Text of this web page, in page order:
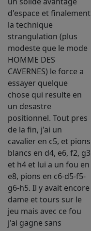
d'espace et finalement
la technique
strangulation (plus
modeste que le mode
HOMME DES
CAVERNES) le force a
essayer quelque
chose qui resulte en
un desastre
positionnel. Tout pres
de la fin, j'ai un
cavalier en c5, et pions
blancs en d4, e6, f2, g3
et h4 et lui a un fou en
e8, pions en c6-d5-f5-
g6-h5. Il y avait encore
dame et tours sur le
jeu mais avec ce fou
j'ai gagne sans